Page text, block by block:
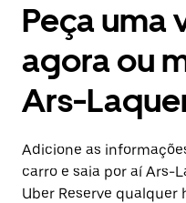
Peça uma
agora ou
Ars-
Adicione as
carro e saia por aí Ars-
Uber Reserve qualquer